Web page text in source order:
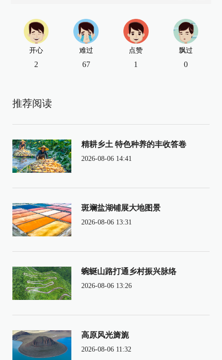
开心
2
难过
67
点赞
1
飘过
0
推荐阅读
精耕乡土 特色种养的丰收答卷
2026-08-06 14:41
斑斓盐湖铺展大地图景
2026-08-06 13:31
蜿蜒山路打通乡村振兴脉络
2026-08-06 13:26
高原风光旖旎
2026-08-06 11:32